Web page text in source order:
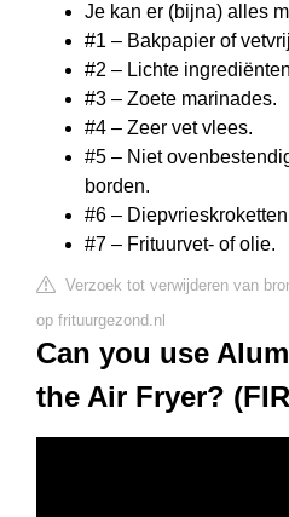
Je kan er (bijna) alles
#1 – Bakpapier of
#2 – Lichte
#3 – Zoete marinades.
#4 – Zeer vet vlees.
#5 – Niet
borden.
#6 –
#7 – Frituurvet- of olie.
Verzoek tot verwijderen van
op frituurgezond.nl
Can you use
the Air Fryer?